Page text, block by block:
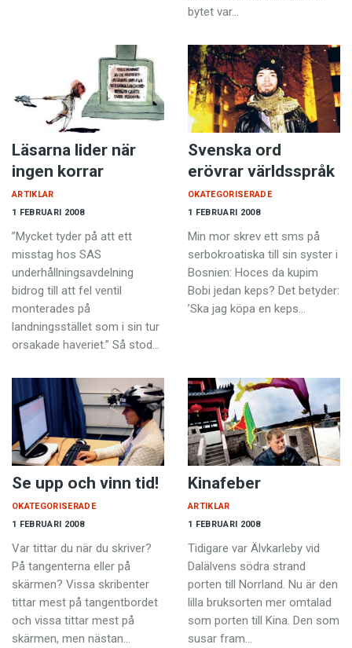
bytet var…
Läsarna lider när
ingen korrar
1 FEBRUARI 2008
ARTIKLAR
”Mycket tyder på att ett
misstag hos SAS
underhållningsavdelning
bidrog till att fel ventil
monterades på
landningsstället som i sin tur
orsakade haveriet.” Så stod…
Svenska ord
erövrar världsspråk
1 FEBRUARI 2008
OKATEGORISERADE
Min mor skrev ett sms på
serbokroatiska till sin syster i
Bosnien: Hoces da kupim
Bobi jedan keps? Det betyder:
’Ska jag köpa en keps…
Se upp och vinn tid!
1 FEBRUARI 2008
OKATEGORISERADE
Var tittar du när du skriver?
På tangenterna eller på
skärmen? Vissa skribenter
tittar mest på tangentbordet
och vissa tittar mest på
skärmen, men nästan…
Kinafeber
1 FEBRUARI 2008
ARTIKLAR
Tidigare var Älvkarleby vid
Dalälvens södra strand
porten till Norrland. Nu är den
lilla bruksorten mer omtalad
som porten till Kina. Den som
susar fram…